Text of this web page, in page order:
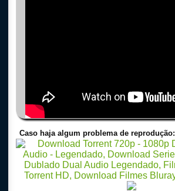
Caso haja algum problema de reprodução: